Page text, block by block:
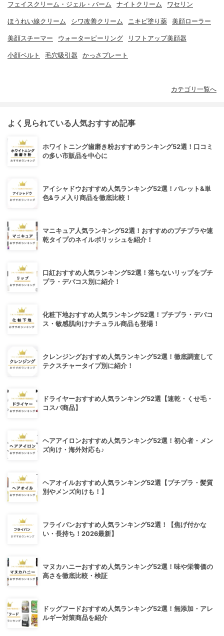
フェイスクリーム・ジェル・バーム ナイトクリーム ワセリン
ほうれい線クリーム シワ改善クリーム ニキビ塗り薬 美顔ローラー
美顔スチーマー ウォーターピーリング リフトアップ美顔器
小顔ベルト 毛穴吸引器 かっさプレート
カテゴリ一覧へ
よく見られている人気おすすめ記事
ホワイトニング歯磨き粉おすすめランキング52選！口コミ
の多い市販品を中心に
アイシャドウおすすめ人気ランキング52選！パレット&単
色&ラメ入り商品を徹底比較！
マニキュア人気ランキング52選！おすすめのプチプラや速
乾タイプのネイルポリッシュを紹介！
口紅おすすめ人気ランキング52選！落ちないリップをプチ
プラ・デパコス別に紹介！
化粧下地おすすめ人気ランキング52選！プチプラ・デパコ
ス・敏感肌向けナチュラル商品も登場！
クレンジングおすすめ人気ランキング52選！徹底調査して
テクスチャータイプ別に紹介！
ドライヤーおすすめ人気ランキング52選【速乾・くせ毛・
コスパ商品】
ヘアアイロンおすすめ人気ランキング52選！初心者・メン
ズ向け・海外対応も♪
ヘアオイルおすすめ人気ランキング52選【プチプラ・髪質
別やメンズ向けも！】
フライパンおすすめ人気ランキング52選！【焦げ付かな
い・長持ち！2026最新】
マヌカハニーおすすめ人気ランキング52選！味や栄養価の
高さを徹底比較・検証
ドッグフードおすすめ人気ランキング52選！無添加・アレ
ルギー対策商品を紹介